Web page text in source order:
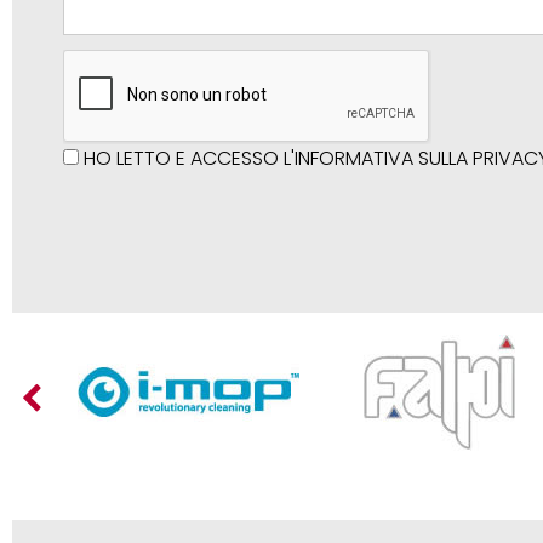
HO LETTO E ACCESSO L'INFORMATIVA SULLA